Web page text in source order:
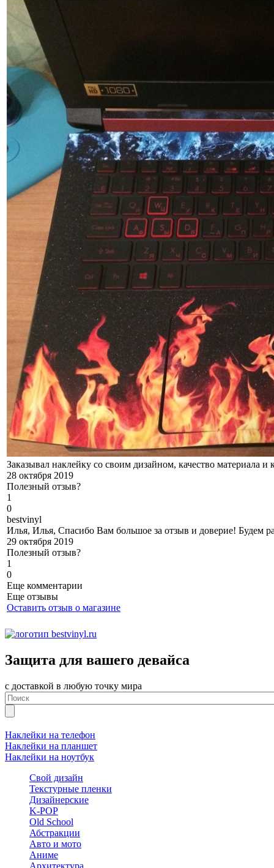
Заказывал наклейку со своим дизайном, качество материала
28 октября 2019
Полезный отзыв?
1
0
bestvinyl
Илья, Илья, Спасибо Вам большое за отзыв и доверие! Будем
29 октября 2019
Полезный отзыв?
1
0
Еще комментарии
Еще отзывы
Оставить отзыв о магазине
Защита для вашего девайса
с доставкой в любую точку мира
Наклейки на телефон
Наклейки на планшет
Наклейки на ноутбук
Свой дизайн
Текстурные пленки
Дизайнерские
K-POP
Old School
Абстракции
Авто и мото
Аниме
Архитектура